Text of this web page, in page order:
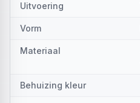
Uitvoering
Vorm
Materiaal
Behuizing kleur